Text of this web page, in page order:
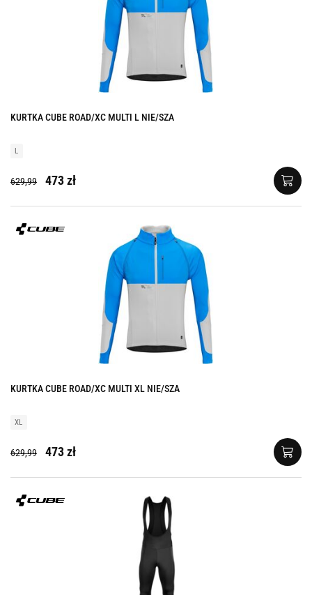
KURTKA CUBE ROAD/XC MULTI L NIE/SZA
L
629,99 473 zł
KURTKA CUBE ROAD/XC MULTI XL NIE/SZA
XL
629,99 473 zł